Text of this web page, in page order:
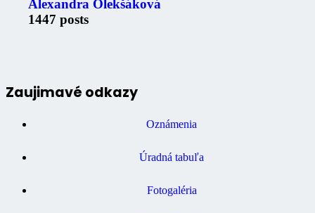
Alexandra Olekšáková
1447 posts
Zaujimavé odkazy
Oznámenia
Úradná tabuľa
Fotogaléria